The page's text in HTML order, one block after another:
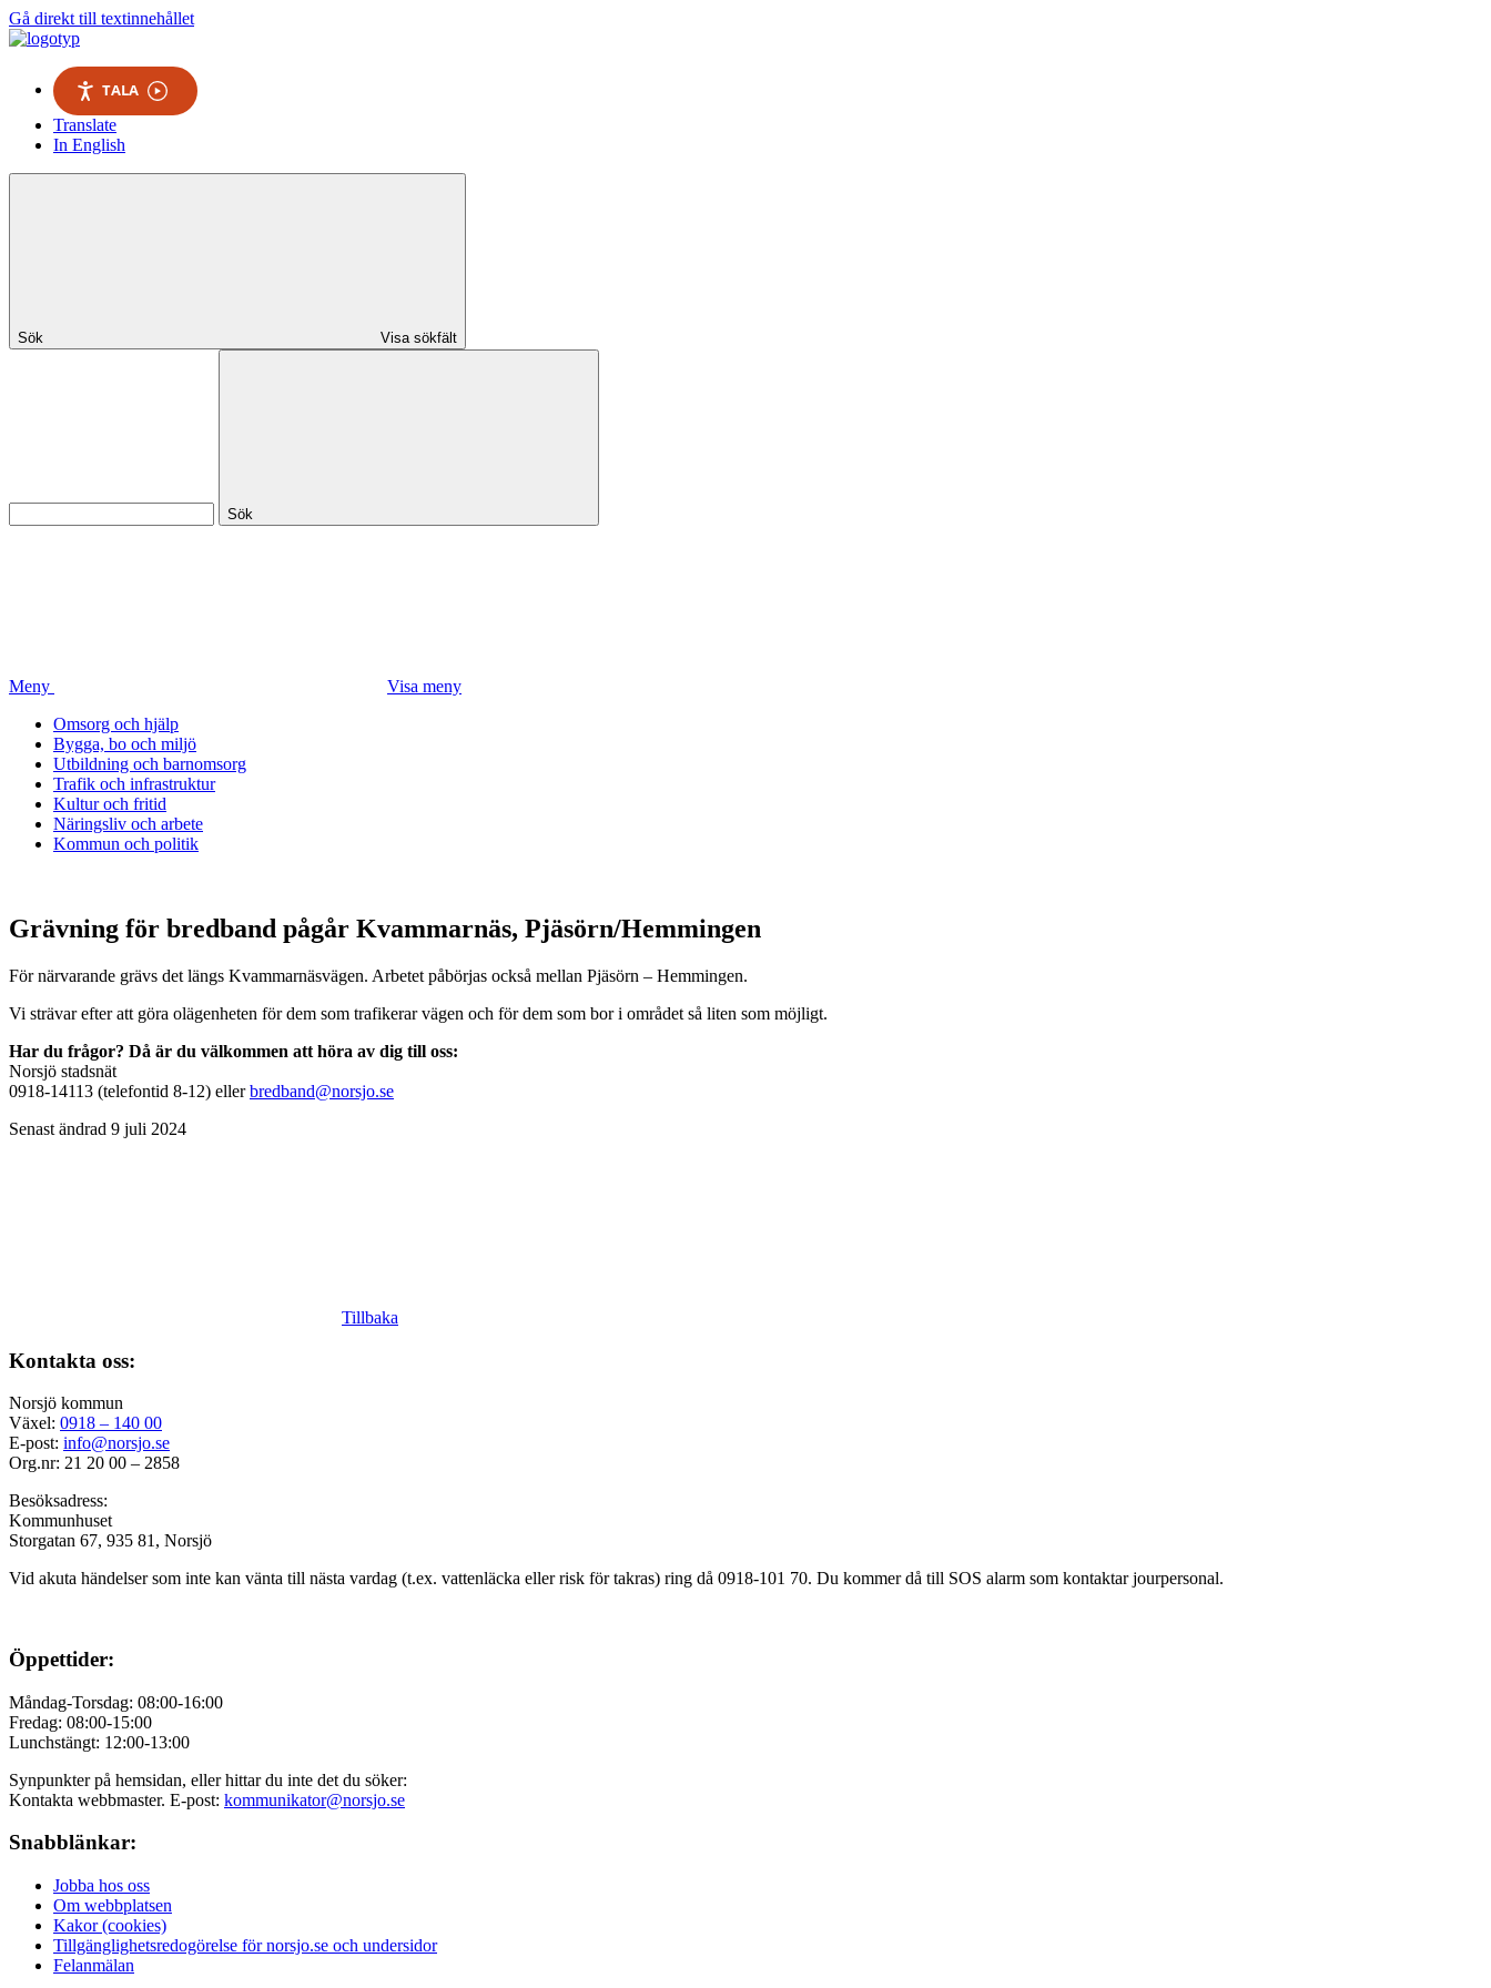
Gå direkt till textinnehållet
TALA
Translate
In English
Sök Visa sökfält
Sök
Meny
Visa meny
Omsorg och hjälp
Bygga, bo och miljö
Utbildning och barnomsorg
Trafik och infrastruktur
Kultur och fritid
Näringsliv och arbete
Kommun och politik
Grävning för bredband pågår Kvammarnäs, Pjäsörn/Hemmingen
För närvarande grävs det längs Kvammarnäsvägen. Arbetet påbörjas också mellan Pjäsörn – Hemmingen.
Vi strävar efter att göra olägenheten för dem som trafikerar vägen och för dem som bor i området så liten som möjligt.
Har du frågor? Då är du välkommen att höra av dig till oss:
Norsjö stadsnät
0918-14113 (telefontid 8-12) ellerbredband@norsjo.se
Senast ändrad 9 juli 2024
Tillbaka
Kontakta oss:
Norsjö kommun
Växel: 0918 – 140 00
E-post: info@norsjo.se
Org.nr: 21 20 00 – 2858
Besöksadress:
Kommunhuset
Storgatan 67, 935 81, Norsjö
Vid akuta händelser som inte kan vänta till nästa vardag (t.ex. vattenläcka ellerrisk för takras) ring då 0918-101 70. Du kommer då till SOS alarm som kontaktar jourpersonal.
Öppettider:
Måndag-Torsdag: 08:00-16:00
Fredag: 08:00-15:00
Lunchstängt: 12:00-13:00
Synpunkter på hemsidan, eller hittar du inte det du söker:
Kontakta webbmaster. E-post: kommunikator@norsjo.se
Snabblänkar:
Jobba hos oss
Om webbplatsen
Kakor (cookies)
Tillgänglighetsredogörelse för norsjo.se och undersidor
Felanmälan